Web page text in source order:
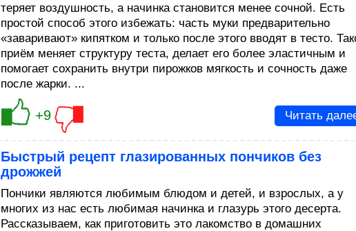
теряет воздушность, а начинка становится менее сочной. Есть
простой способ этого избежать: часть муки предварительно
«заваривают» кипятком и только после этого вводят в тесто.
приём меняет структуру теста, делает его более эластичным и
помогает сохранить внутри пирожков мягкость и сочность даже
после жарки. ...
+9 Читать
Быстрый рецепт глазированных пончиков без
дрожжей
Пончики являются любимым блюдом и детей, и взрослых, а у
многих из нас есть любимая начинка и глазурь этого десерта.
Рассказываем, как приготовить это лакомство в домашних